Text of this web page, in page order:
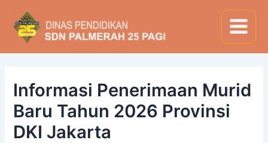
konten
Main
Menu
Informasi Penerimaan Murid
Baru Tahun 2026 Provinsi
DKI Jakarta
navigation